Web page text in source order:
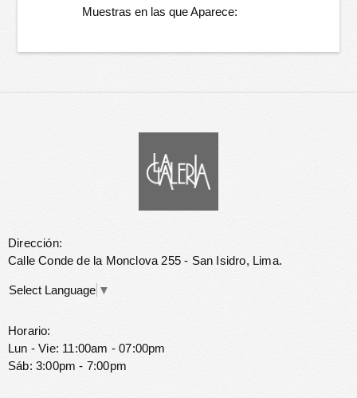
Muestras en las que Aparece:
Dirección:
Calle Conde de la Monclova 255 - San Isidro, Lima.
Select Language ▼
Horario:
Lun - Vie: 11:00am - 07:00pm
Sáb: 3:00pm - 7:00pm